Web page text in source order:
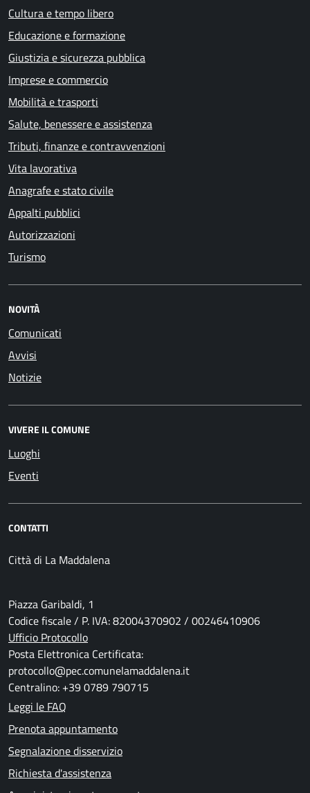
Cultura e tempo libero
Educazione e formazione
Giustizia e sicurezza pubblica
Imprese e commercio
Mobilità e trasporti
Salute, benessere e assistenza
Tributi, finanze e contravvenzioni
Vita lavorativa
Anagrafe e stato civile
Appalti pubblici
Autorizzazioni
Turismo
NOVITÀ
Comunicati
Avvisi
Notizie
VIVERE IL COMUNE
Luoghi
Eventi
CONTATTI
Città di La Maddalena
Piazza Garibaldi, 1
Codice fiscale / P. IVA: 82004370902 / 00246410906
Ufficio Protocollo
Posta Elettronica Certificata:
protocollo@pec.comunelamaddalena.it
Centralino: +39 0789 790715
Leggi le FAQ
Prenota appuntamento
Segnalazione disservizio
Richiesta d'assistenza